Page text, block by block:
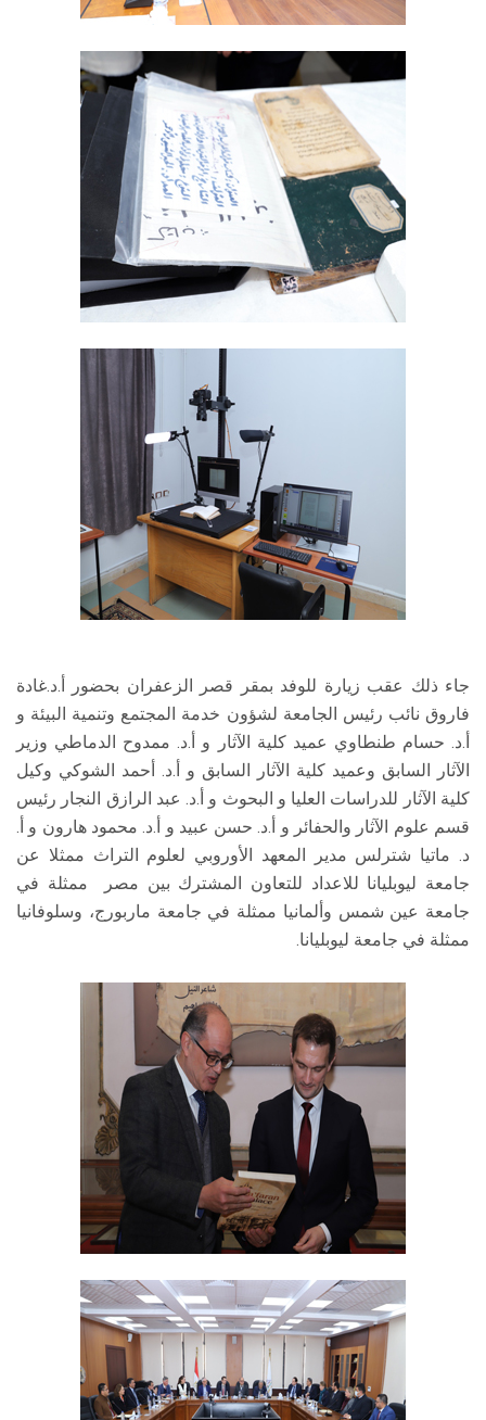
جاء ذلك عقب زيارة للوفد بمقر قصر الزعفران بحضور أ.د.غادة
فاروق نائب رئيس الجامعة لشؤون خدمة المجتمع وتنمية البيئة و
أ.د. حسام طنطاوي عميد كلية الآثار و أ.د. ممدوح الدماطي وزير
الآثار السابق وعميد كلية الآثار السابق و أ.د. أحمد الشوكي وكيل
كلية الآثار للدراسات العليا و البحوث و أ.د. عبد الرازق النجار رئيس
قسم علوم الآثار والحفائر و أ.د. حسن عبيد و أ.د. محمود هارون و أ.
د. ماتيا شترلس مدير المعهد الأوروبي لعلوم التراث ممثلا عن
جامعة ليوبليانا للاعداد للتعاون المشترك بين مصر ممثلة في
جامعة عين شمس وألمانيا ممثلة في جامعة ماربورج، وسلوفانيا
ممثلة في جامعة ليوبليانا.